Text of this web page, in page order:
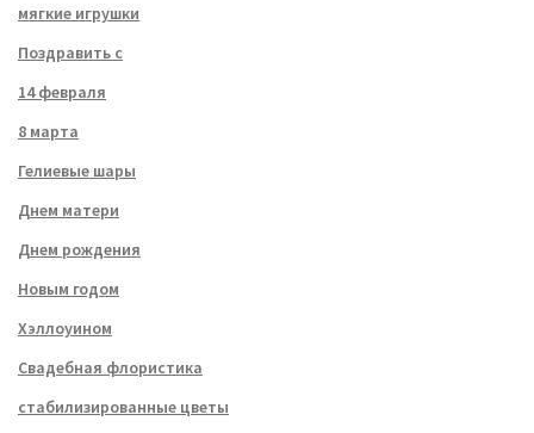
мягкие игрушки
Поздравить с
14 февраля
8 марта
Гелиевые шары
Днем матери
Днем рождения
Новым годом
Хэллоуином
Свадебная флористика
стабилизированные цветы